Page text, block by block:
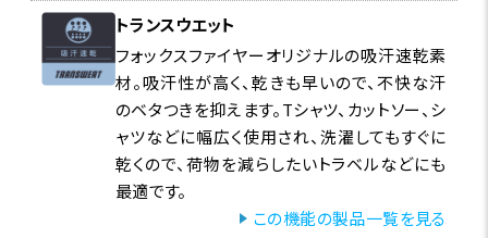
トランスウエット
フォックスファイヤーオリジナルの吸汗速乾素
材。吸汗性が高く、乾きも早いので、不快な汗
のベタつきを抑えます。Tシャツ、カットソー、シ
ャツなどに幅広く使用され、洗濯してもすぐに
乾くので、荷物を減らしたいトラベルなどにも
最適です。
この機能の製品一覧を見る